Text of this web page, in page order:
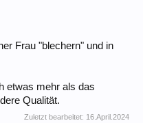
Frau "blechern" und in
etwas mehr als das
Qualität.
Zuletzt bearbeitet: 16.April.2024